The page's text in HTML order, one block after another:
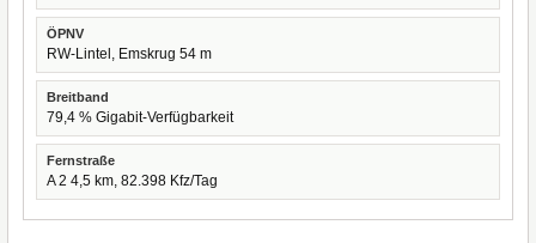
ÖPNV
RW-Lintel, Emskrug 54 m
Breitband
79,4 % Gigabit-Verfügbarkeit
Fernstraße
A 2 4,5 km, 82.398 Kfz/Tag